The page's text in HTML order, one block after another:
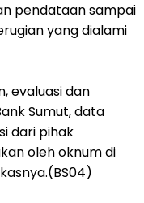
pendataan sampai
yang dialami
evaluasi dan
Sumut, data
dari pihak
oleh oknum di